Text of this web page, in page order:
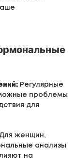
Регулярные
проблемы
для
Для женщин,
анализы
на